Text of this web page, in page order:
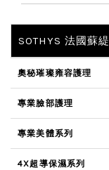
SOTHYS 法國蘇緹
奧秘璀璨雍容護理
專業臉部護理
專業美體系列
4X超導保濕系列